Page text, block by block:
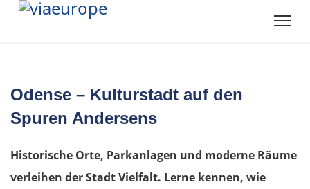
Odense – Kulturstadt auf den
Spuren Andersens
Historische Orte, Parkanlagen und moderne Räume
verleihen der Stadt Vielfalt. Lerne kennen, wie